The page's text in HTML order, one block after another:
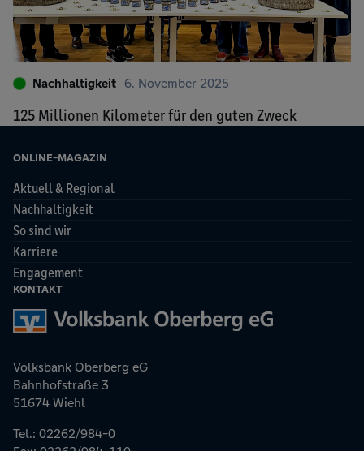
Nachhaltigkeit 6. November 2025
125 Millionen Kilometer für den guten Zweck
ONLINE-MAGAZIN
Aktuell & Regional
Nachhaltigkeit
So sind wir
Karriere
Engagement
KONTAKT
Volksbank Oberberg eG
Bahnhofstraße 3
51674 Wiehl
Tel.: 02262/984-0